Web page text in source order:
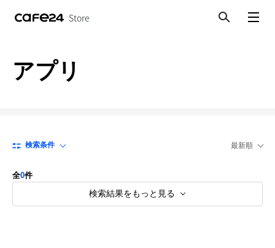
Store
アプリ
検索条件
全0件
最新順
検索結果をもっと見る